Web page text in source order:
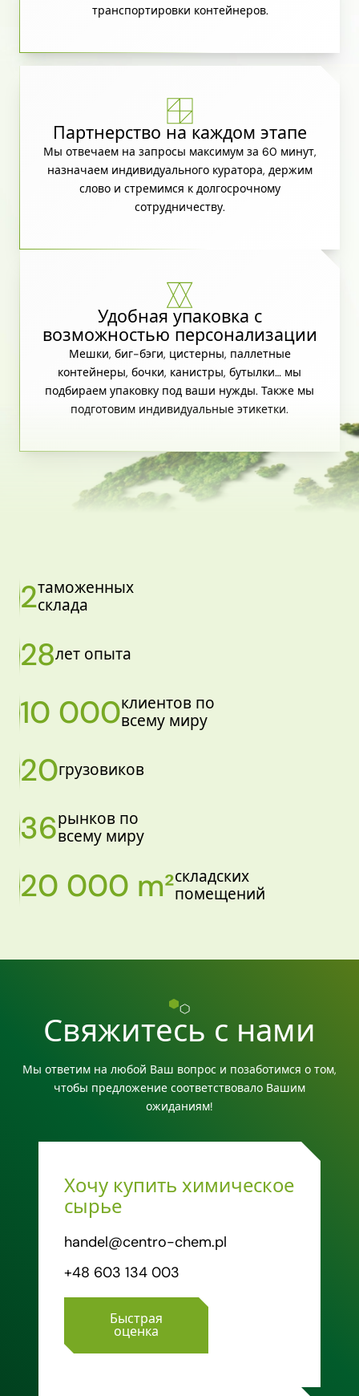
транспортировки контейнеров.
Партнерство на каждом этапе
Мы отвечаем на запросы максимум за 60 минут,
назначаем индивидуального куратора, держим
слово и стремимся к долгосрочному
сотрудничеству.
Удобная упаковка с
возможностью персонализации
Мешки, биг-бэги, цистерны, паллетные
контейнеры, бочки, канистры, бутылки… мы
подбираем упаковку под ваши нужды. Также мы
подготовим индивидуальные этикетки.
2таможенных
склада
28лет опыта
10 000клиентов по
всему миру
20грузовиков
36рынков по
всему миру
20 000 m²складских
помещений
Свяжитесь с нами
Мы ответим на любой Ваш вопрос и позаботимся о том,
чтобы предложение соответствовало Вашим
ожиданиям!
Хочу купить химическое
сырье
handel@centro-chem.pl
+48 603 134 003
Быстрая
оценка